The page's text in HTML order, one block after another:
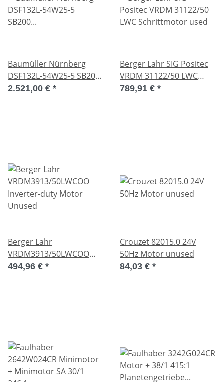
Baumüller Nürnberg
DSF132L-54W25-5 SB200
506022236 Motor used
2.521,00 € *
Berger Lahr SIG Positec
VRDM 31122/50 LWC
Schrittmotor used
789,91 € *
Berger Lahr
VRDM3913/50LWCOO
Inverter-duty Motor
494,96 € *
Crouzet 82015.0 24V
50Hz Motor unused
84,03 € *